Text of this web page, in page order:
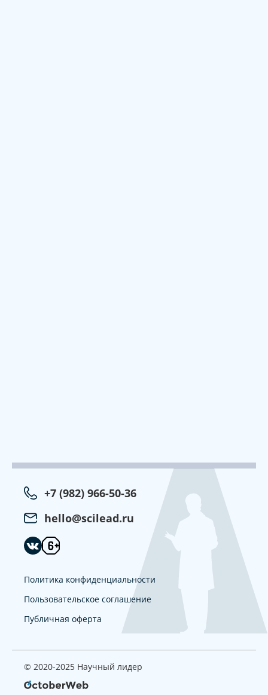
+7 (982) 966-50-36
hello@scilead.ru
Политика конфиденциальности
Пользовательское соглашение
Публичная оферта
© 2020-2025 Научный лидер